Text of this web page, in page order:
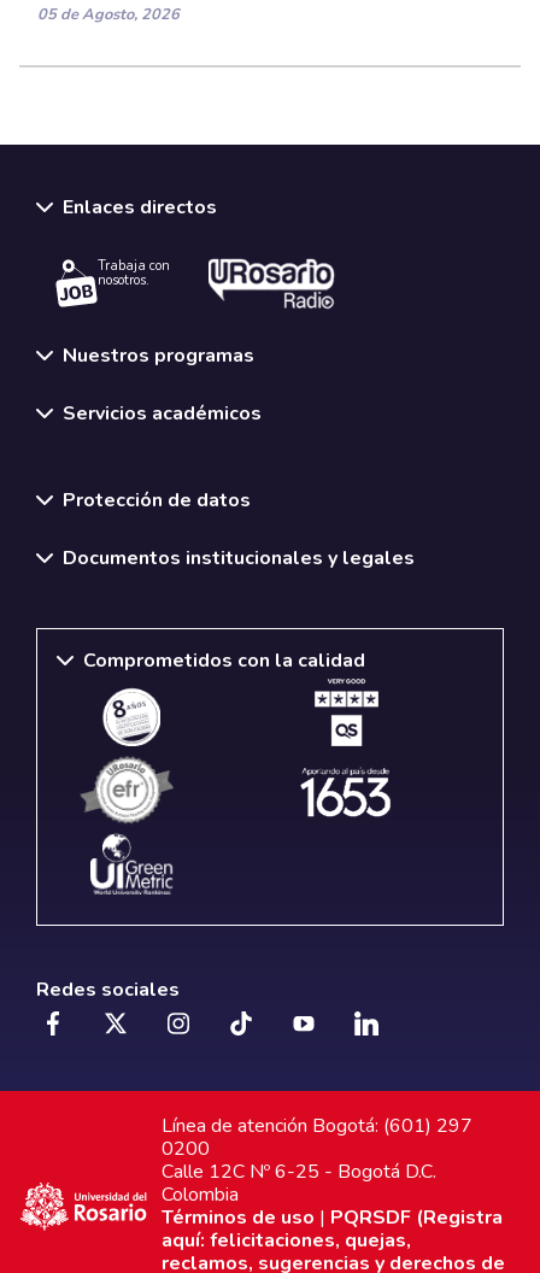
05 de Agosto, 2026
Enlaces directos
Trabaja con
nosotros.
Nuestros programas
Servicios académicos
Protección de datos
Documentos institucionales y legales
Comprometidos con la calidad
Redes sociales
Línea de atención Bogotá: (601) 297
0200
Calle 12C Nº 6-25 - Bogotá D.C.
Colombia
Términos de uso | PQRSDF (Registra
aquí: felicitaciones, quejas,
reclamos, sugerencias y derechos de